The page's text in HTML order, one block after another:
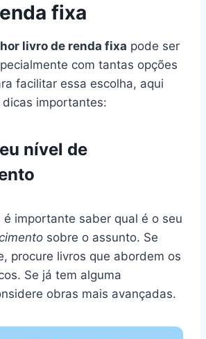
fixa
livro de renda fixa pode ser
com tantas opções
facilitar essa escolha, aqui
importantes:
nível de
importante saber qual é o seu
sobre o assunto. Se
procure livros que abordem os
Se já tem alguma
obras mais avançadas.